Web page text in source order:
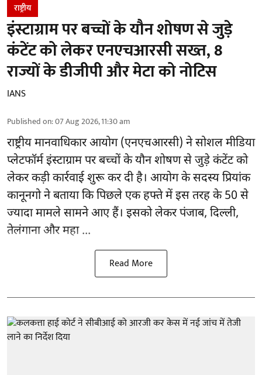
राष्ट्रीय
इंस्टाग्राम पर बच्चों के यौन शोषण से जुड़े
कंटेंट को लेकर एनएचआरसी सख्त, 8
राज्यों के डीजीपी और मेटा को नोटिस
IANS
Published on:07 Aug 2026, 11:30 am
राष्ट्रीय मानवाधिकार आयोग(एनएचआरसी) ने सोशल मीडिया
प्लेटफॉर्म इंस्टाग्राम पर बच्चों के यौन शोषण से जुड़े कंटेंट को
लेकर कड़ी कार्रवाई शुरू कर दी है। आयोग के सदस्य प्रियांक
कानूनगो ने बताया कि पिछले एक हफ्ते में इस तरह के 50 से
ज्यादा मामले सामने आए हैं। इसको लेकर पंजाब, दिल्ली,
तेलंगाना और महा ...
Read More